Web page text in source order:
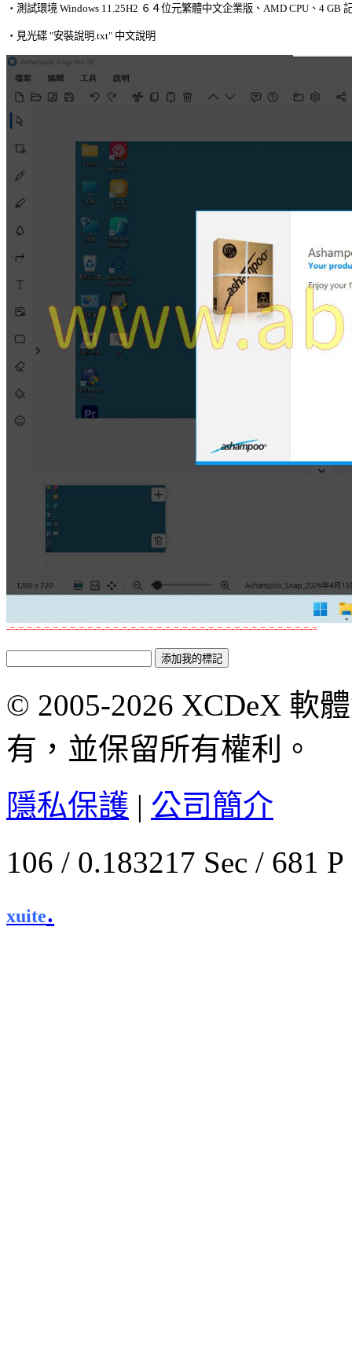
‧測試環境 Windows 11.25H2 ６４位元繁體中文企業版、AMD CPU、4 GB
‧見光碟 "安裝說明.txt" 中文說明
-=-=-=-=-=-=-=-=-=-=-=-=-=-=-=-=-=-=-=-=-=-=-=-=-=-=-=-=-=-=-=-=-=-=-=-=
© 2005-2026 XCDeX 軟
有，並保留所有權利。
隱私保護 | 公司簡介
106 / 0.183217 Sec / 681
xuite.